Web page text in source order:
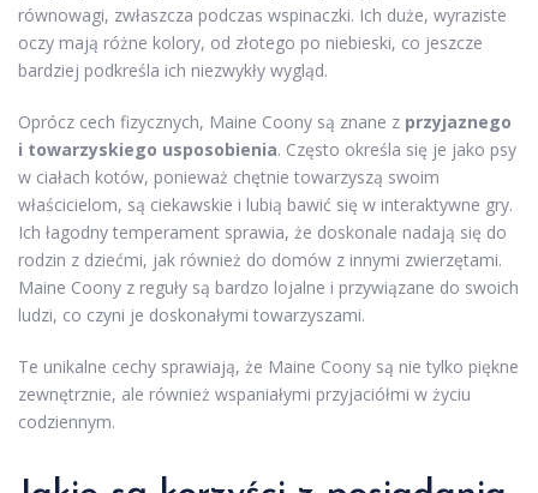
równowagi, zwłaszcza podczas wspinaczki. Ich duże, wyraziste
oczy mają różne kolory, od złotego po niebieski, co jeszcze
bardziej podkreśla ich niezwykły wygląd.
Oprócz cech fizycznych, Maine Coony są znane z przyjaznego
i towarzyskiego usposobienia. Często określa się je jako psy
w ciałach kotów, ponieważ chętnie towarzyszą swoim
właścicielom, są ciekawskie i lubią bawić się w interaktywne gry.
Ich łagodny temperament sprawia, że doskonale nadają się do
rodzin z dziećmi, jak również do domów z innymi zwierzętami.
Maine Coony z reguły są bardzo lojalne i przywiązane do swoich
ludzi, co czyni je doskonałymi towarzyszami.
Te unikalne cechy sprawiają, że Maine Coony są nie tylko piękne
zewnętrznie, ale również wspaniałymi przyjaciółmi w życiu
codziennym.